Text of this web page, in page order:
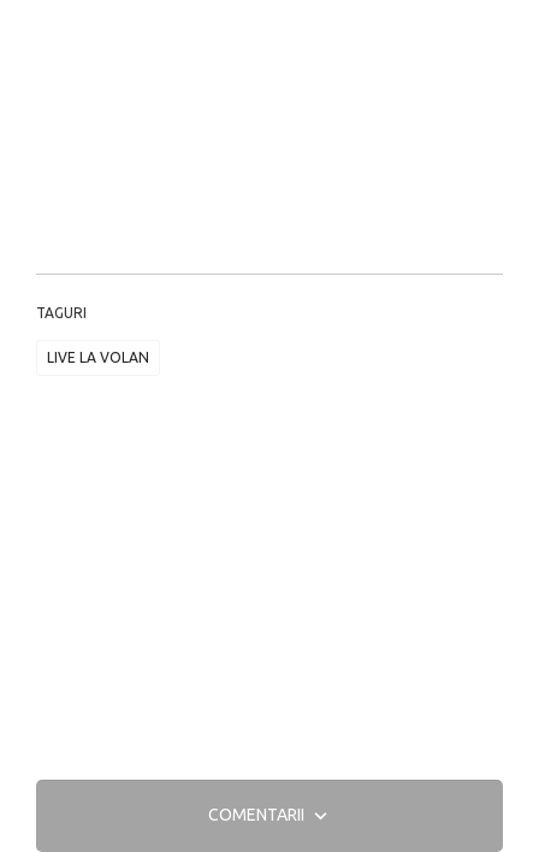
TAGURI
LIVE LA VOLAN
COMENTARII